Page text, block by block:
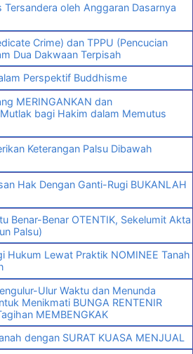
Tersandera oleh Anggaran Dasarnya
Crime) dan TPPU (Pencucian
Dua Dakwaan Terpisah
Perspektif Buddhisme
MERINGANKAN dan
bagi Hakim dalam Memutus
Keterangan Palsu Dibawah
Hak Dengan Ganti-Rugi BUKANLAH
Benar-Benar OTENTIK, Sekelumit Akta
Palsu)
Hukum Lewat Praktik NOMINEE Tanah
Ulur Waktu dan Menunda
Menikmati BUNGA RENTENIR
MEMBENGKAK
dengan SURAT KUASA MENJUAL